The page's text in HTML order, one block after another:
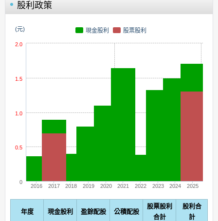
股利政策
(元) 現金股利 股票股利
2016 2017 2018 2019 2020 2021 2022 2023 2024 2025
0
0.5
1.0
1.5
2.0
年度 現金股利 盈餘配股 公積配股
股票股利
合計
股利合
計